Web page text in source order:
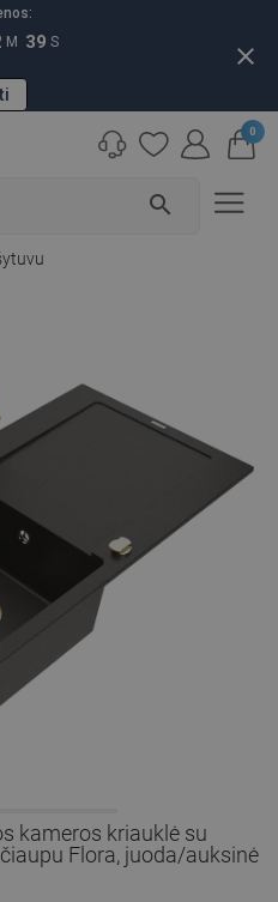
M 38 S close
search
0
kameros kriauklė su
Flora, juoda/auksinė